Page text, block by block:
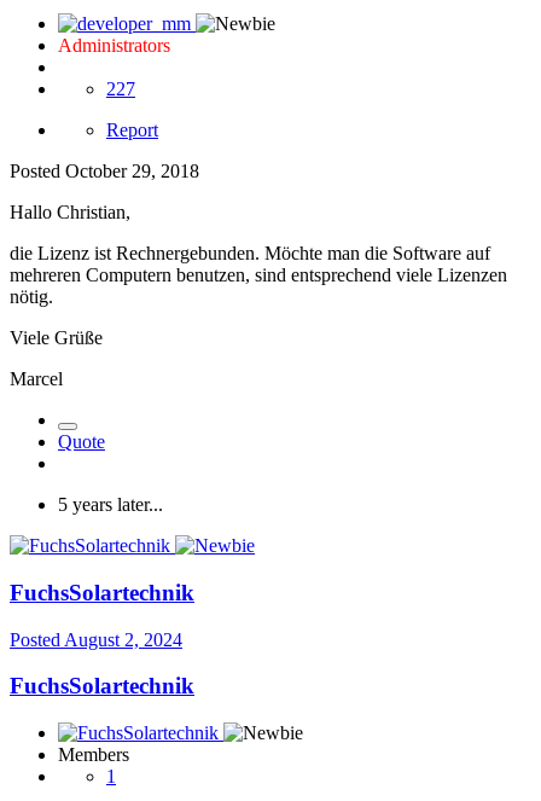
Administrators
227
Report
Posted October 29, 2018
Hallo Christian,
die Lizenz ist Rechnergebunden. Möchte man die Software auf
mehreren Computern benutzen, sind entsprechend viele Lizenzen
nötig.
Viele Grüße
Marcel
Quote
5 years later...
FuchsSolartechnik
Posted August 2, 2024
FuchsSolartechnik
Members
1